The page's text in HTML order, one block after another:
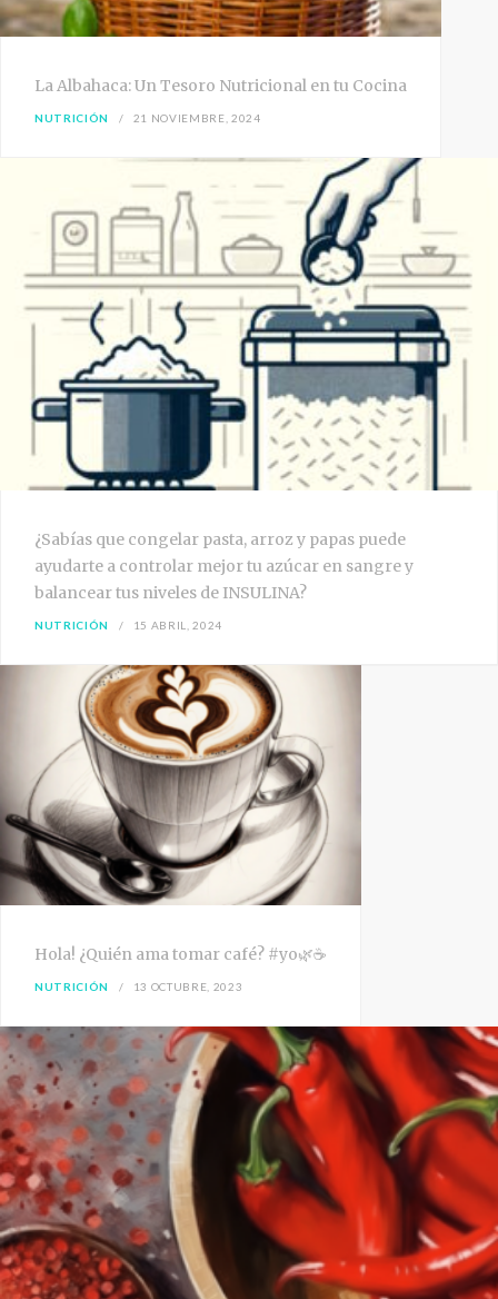
La Albahaca: Un Tesoro Nutricional en tu Cocina
NUTRICIÓN 21 NOVIEMBRE, 2024
¿Sabías que congelar pasta, arroz y papas puede
ayudarte a controlar mejor tu azúcar en sangre y
balancear tus niveles de INSULINA?
NUTRICIÓN 15 ABRIL, 2024
Hola! ¿Quién ama tomar café? #yo🌿☕
NUTRICIÓN 13 OCTUBRE, 2023